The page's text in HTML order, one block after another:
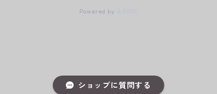
ショップに質問する
Powered by